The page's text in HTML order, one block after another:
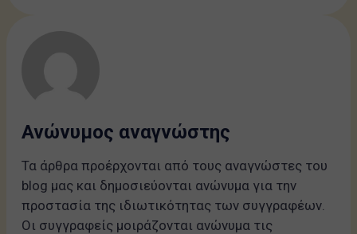
Ανώνυμος αναγνώστης
Τα άρθρα προέρχονται από τους αναγνώστες του
blog μας και δημοσιεύονται ανώνυμα για την
προστασία της ιδιωτικότητας των συγγραφέων.
Οι συγγραφείς μοιράζονται ανώνυμα τις